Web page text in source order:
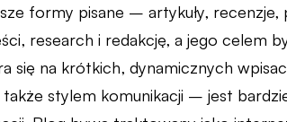
formy pisane – artykuły, recenzje,
research i redakcję, a jego celem
się na krótkich, dynamicznych
także stylem komunikacji – jest